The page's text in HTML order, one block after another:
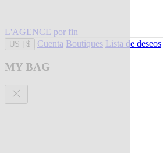
L'AGENCE por fin
US $ Cuenta Boutiques Lista de deseos
MY BAG